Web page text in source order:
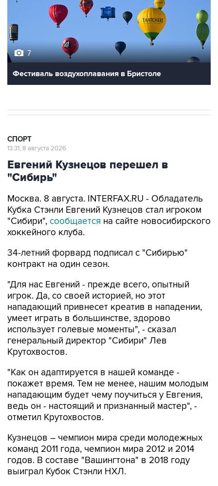
7
Фестиваль воздухоплавания в Бристоле
СПОРТ
13:31, 8 августа 2026
Евгений Кузнецов перешел в
"Сибирь"
Москва. 8 августа. INTERFAX.RU - Обладатель
Кубка Стэнли Евгений Кузнецов стал игроком
"Сибири", сообщается на сайте новосибирского
хоккейного клуба.
34-летний форвард подписал с "Сибирью"
контракт на один сезон.
"Для нас Евгений - прежде всего, опытный
игрок. Да, со своей историей, но этот
нападающий привнесет креатив в нападении,
умеет играть в большинстве, здорово
использует голевые моменты", - сказал
генеральный директор "Сибири" Лев
Крутохвостов.
"Как он адаптируется в нашей команде -
покажет время. Тем не менее, нашим молодым
нападающим будет чему поучиться у Евгения,
ведь он - настоящий и признанный мастер", -
отметил Крутохвостов.
Кузнецов – чемпион мира среди молодежных
команд 2011 года, чемпион мира 2012 и 2014
годов. В составе "Вашингтона" в 2018 году
выиграл Кубок Стэнли НХЛ.